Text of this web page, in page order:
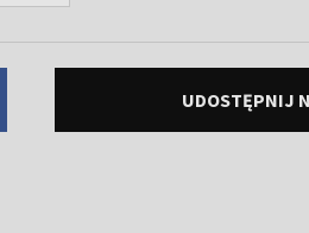
UDOSTĘPNIJ